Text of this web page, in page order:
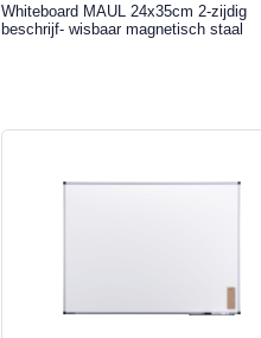
Whiteboard MAUL 24x35cm 2-zijdig
beschrijf- wisbaar magnetisch staal